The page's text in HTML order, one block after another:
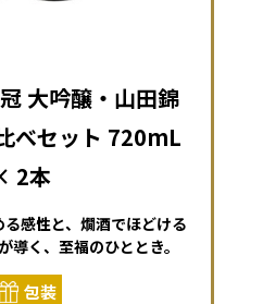
大吟醸・山田錦
べセット 720mL
2本
感性と、燗酒でほどける
導く、至福のひととき。
包装